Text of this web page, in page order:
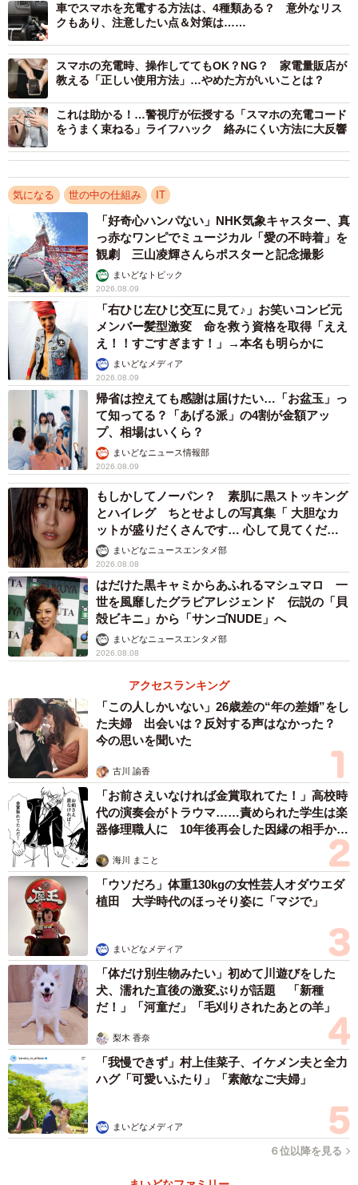
合計支出金額『単一回答』（提供画像）
次に、「今年のGW中の合計支出」について尋ねたところ、
1位は「10001〜30000円（33.0%）」、2位は「0～10000
円（32.6%）」でした。一方で、3万円以上使った層を合計
すると、全体の34.4%になっていることが分かりました。
スマホを使用した主な用途『複数回答』（提供画像）
続いて、「外出中にスマートフォンを、どのような用途で
使用したか」について聞いたところ、「写真・動画撮影
（66.1%）」が1位、「メッセージ・通話（64.9%）」が2
位、「キャッシュレス決済（63.7%）」が3位となりまし
た。なお、4位は「地図・ナビゲーションの利用
（63.1%）」、5位は「SNS閲覧・投稿（59.1%）」、6位
は「動画視聴（47.8%）」でした。
充電残量が不安になった？『単一回答』（提供画像）
次に、「外出中に充電残量への不安を感じたことがあった
か」について尋ねたところ、1位は「何度かあった
（41.1%）」、2位が「非常によくあった（25.3%）」と合
計66.4%にのぼり、ほぼ3人に2人がGW中に充電不安を経験
していたことが明らかになりました。
6/7
充電不足によって困った・不安に感じたこと『複数回答』（提供画像）
車でスマホを充電する方法は、4種類ある？ 意外なリス
クもあり、注意したい点＆対策は……
スマホの充電時、操作しててもOK？NG？ 家電量販店が
教える「正しい使用方法」…やめた方がいいことは？
これは助かる！…警視庁が伝授する「スマホの充電コード
をうまく束ねる」ライフハック 絡みにくい方法に大反響
気になる 世の中の仕組み IT
「好奇心ハンパない」NHK気象キャスター、真
っ赤なワンピでミュージカル「愛の不時着」を
観劇 三山凌輝さんらポスターと記念撮影
まいどなトピック
2026.08.09
「右ひじ左ひじ交互に見て♪」お笑いコンビ元
メンバー髪型激変 命を救う資格を取得「ええ
え！！すごすぎます！」→本名も明らかに
まいどなメディア
2026.08.09
帰省は控えても感謝は届けたい…「お盆玉」っ
て知ってる？「あげる派」の4割が金額アッ
プ、相場はいくら？
まいどなニュース情報部
2026.08.09
もしかしてノーパン？ 素肌に黒ストッキング
とハイレグ ちとせよしの写真集「 大胆なカ
ットが盛りだくさんです… 心して見てくださ
い」まいどなニュースエンタメ部
2026.08.08
はだけた黒キャミからあふれるマシュマロ 一
世を風靡したグラビアレジェンド 伝説の「貝
殻ビキニ」から「サンゴNUDE」へ
まいどなニュースエンタメ部
2026.08.08
アクセスランキング
「この人しかいない」26歳差の“年の差婚”をし
た夫婦 出会いは？反対する声はなかった？
今の思いを聞いた
古川 諭香
「お前さえいなければ金賞取れてた！」高校時
代の演奏会がトラウマ……責められた学生は楽
器修理職人に 10年後再会した因縁の相手から
海川 まこと
「ウソだろ」体重130kgの女性芸人オダウエダ
植田 大学時代のほっそり姿に「マジで」
まいどなメディア
「体だけ別生物みたい」初めて川遊びをした
犬、濡れた直後の激変ぶりが話題 「新種
だ！」「河童だ」「毛刈りされたあとの羊」
梨木 香奈
「我慢できず」村上佳菜子、イケメン夫と全力
ハグ「可愛いふたり」「素敵なご夫婦」
まいどなメディア
６位以降を見る